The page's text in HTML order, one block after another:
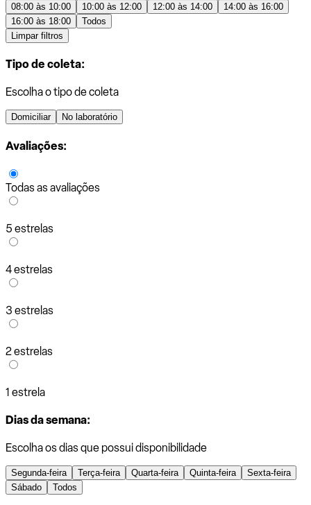
08:00 às 10:00 10:00 às 12:00 12:00 às 14:00
14:00 às 16:00
16:00 às 18:00
Todos
Limpar filtros
Tipo de coleta:
Escolha o tipo de coleta
Domiciliar No laboratório
Avaliações:
Todas as avaliações
5 estrelas
4 estrelas
3 estrelas
2 estrelas
1 estrela
Dias da semana:
Escolha os dias que possui disponibilidade
Segunda-feira Terça-feira Quarta-feira Quinta-feira
Sexta-feira
Sábado
Todos